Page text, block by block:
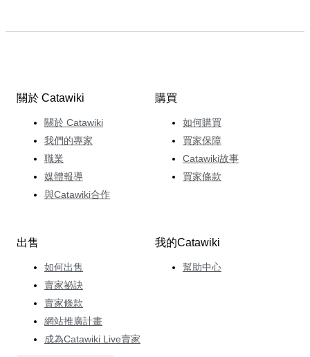
關於 Catawiki
關於 Catawiki
我們的專家
職業
媒體報導
與Catawiki合作
購買
如何購買
買家保障
Catawiki故事
買家條款
出售
如何出售
賣家祕訣
賣家條款
網站推廣計畫
成為Catawiki Live賣家
我的Catawiki
幫助中心